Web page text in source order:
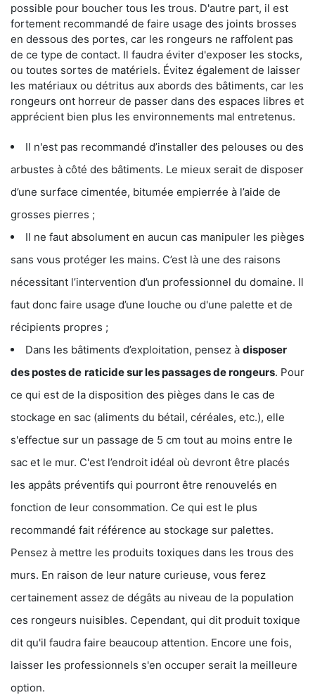
possible pour boucher tous les trous. D'autre part, il est
fortement recommandé de faire usage des joints brosses
en dessous des portes, car les rongeurs ne raffolent pas
de ce type de contact. Il faudra éviter d'exposer les stocks,
ou toutes sortes de matériels. Évitez également de laisser
les matériaux ou détritus aux abords des bâtiments, car les
rongeurs ont horreur de passer dans des espaces libres et
apprécient bien plus les environnements mal entretenus.
Il n'est pas recommandé d’installer des pelouses ou des
arbustes à côté des bâtiments. Le mieux serait de disposer
d’une surface cimentée, bitumée empierrée à l’aide de
grosses pierres ;
Il ne faut absolument en aucun cas manipuler les pièges
sans vous protéger les mains. C’est là une des raisons
nécessitant l’intervention d’un professionnel du domaine. Il
faut donc faire usage d’une louche ou d'une palette et de
récipients propres ;
Dans les bâtiments d’exploitation, pensez à disposer
des postes de raticide sur les passages de rongeurs. Pour
ce qui est de la disposition des pièges dans le cas de
stockage en sac (aliments du bétail, céréales, etc.), elle
s'effectue sur un passage de 5 cm tout au moins entre le
sac et le mur. C'est l’endroit idéal où devront être placés
les appâts préventifs qui pourront être renouvelés en
fonction de leur consommation. Ce qui est le plus
recommandé fait référence au stockage sur palettes.
Pensez à mettre les produits toxiques dans les trous des
murs. En raison de leur nature curieuse, vous ferez
certainement assez de dégâts au niveau de la population
ces rongeurs nuisibles. Cependant, qui dit produit toxique
dit qu'il faudra faire beaucoup attention. Encore une fois,
laisser les professionnels s'en occuper serait la meilleure
option.